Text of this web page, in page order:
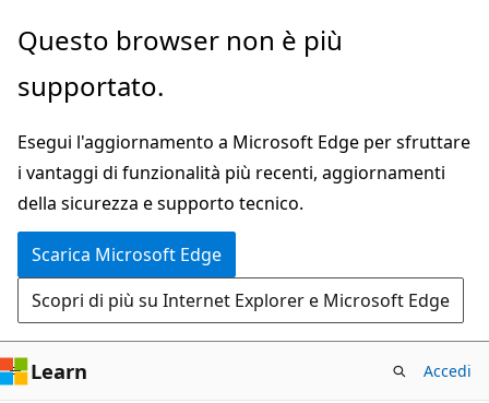
Ignora
passa
contenuto
principale
Questo browser non è più
supportato.
Esegui l'aggiornamento a Microsoft Edge per sfruttare
i vantaggi di funzionalità più recenti, aggiornamenti
della sicurezza e supporto tecnico.
Scarica Microsoft Edge
Scopri di più su Internet Explorer e Microsoft Edge
Learn Accedi